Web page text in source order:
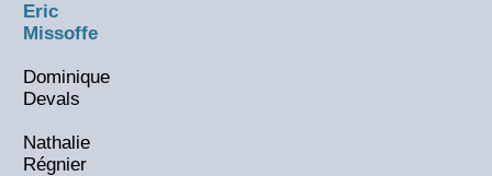
Eric
Missoffe
Dominique
Devals
Nathalie
Régnier